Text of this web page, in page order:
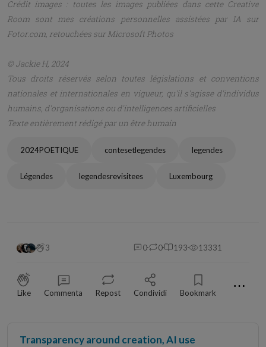
Crédit images : toutes les images publiées dans cette Creative
Room sont mes créations personnelles assistées par IA sur
Fotor.com, retouchées sur Microsoft Photos
© Jackie H, 2024
Tous droits réservés selon toutes législations et conventions
nationales et internationales en vigueur, qu'il s'agisse d'individus
humains, d'organisations ou d'intelligences artificielles
Texte entièrement rédigé par un être humain
2024POETIQUE contesetlegendes legendes
Légendes legendesrevisitees Luxembourg
3 0 0 193 13331
Like Commenta Repost Condividi Bookmark ⋯
Transparency around creation, AI use